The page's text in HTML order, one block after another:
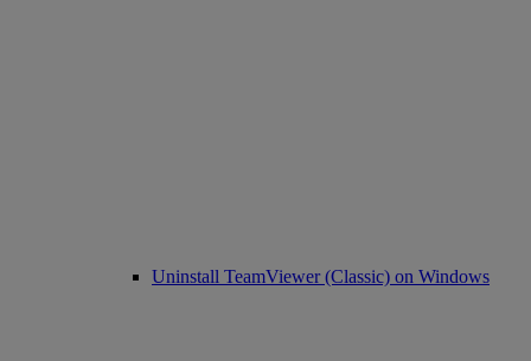
Uninstall TeamViewer (Classic) on Windows